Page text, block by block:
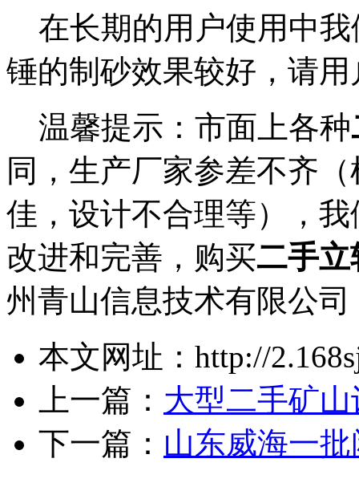
在长期的用户使用中我
锤的制砂效果较好，请
温馨提示：市面上各种
同，生产厂家参差不齐
佳，设计不合理等），
改进和完善，购买二手立
州青山信息技术有限公
本文网址：http://
上一篇： 大型二手矿
下一篇： 山东威海一